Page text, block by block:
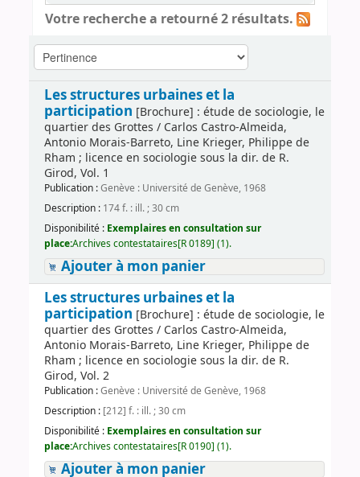
Votre recherche a retourné 2 résultats.
Les structures urbaines et la
participation [Brochure] : étude de sociologie, le
quartier des Grottes / Carlos Castro-Almeida,
Antonio Morais-Barreto, Line Krieger, Philippe de
Rham ; licence en sociologie sous la dir. de R.
Girod, Vol. 1
Publication :Genève : Université de Genève, 1968
Description : 174 f. : ill. ; 30 cm
Disponibilité : Exemplaires en consultation sur
place:Archives contestataires[R 0189] (1).
Ajouter à mon panier
Les structures urbaines et la
participation [Brochure] : étude de sociologie, le
quartier des Grottes / Carlos Castro-Almeida,
Antonio Morais-Barreto, Line Krieger, Philippe de
Rham ; licence en sociologie sous la dir. de R.
Girod, Vol. 2
Publication :Genève : Université de Genève, 1968
Description : [212] f. : ill. ; 30 cm
Disponibilité : Exemplaires en consultation sur
place:Archives contestataires[R 0190] (1).
Ajouter à mon panier